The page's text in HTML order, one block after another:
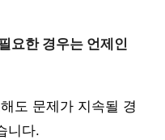
요한 경우는 언제인
도 문제가 지속될 경
니다.